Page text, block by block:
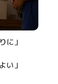
に」
い」